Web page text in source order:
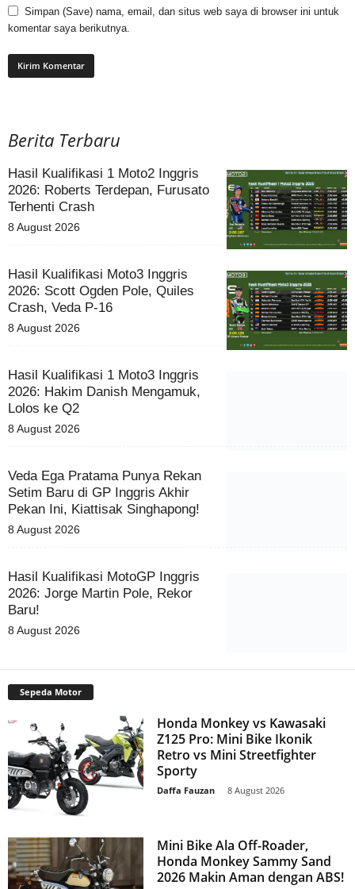
Simpan (Save) nama, email, dan situs web saya di browser ini untuk
komentar saya berikutnya.
Berita Terbaru
Hasil Kualifikasi 1 Moto2 Inggris
2026: Roberts Terdepan, Furusato
Terhenti Crash
8 August 2026
Hasil Kualifikasi Moto3 Inggris
2026: Scott Ogden Pole, Quiles
Crash, Veda P-16
8 August 2026
Hasil Kualifikasi 1 Moto3 Inggris
2026: Hakim Danish Mengamuk,
Lolos ke Q2
8 August 2026
Veda Ega Pratama Punya Rekan
Setim Baru di GP Inggris Akhir
Pekan Ini, Kiattisak Singhapong!
8 August 2026
Hasil Kualifikasi MotoGP Inggris
2026: Jorge Martin Pole, Rekor
Baru!
8 August 2026
Sepeda Motor
Honda Monkey vs Kawasaki
Z125 Pro: Mini Bike Ikonik
Retro vs Mini Streetfighter
Sporty
Daffa Fauzan 8 August 2026
Mini Bike Ala Off-Roader,
Honda Monkey Sammy Sand
2026 Makin Aman dengan ABS!